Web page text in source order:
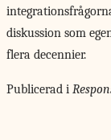
diskussion som
flera decennier.
Publicerad i